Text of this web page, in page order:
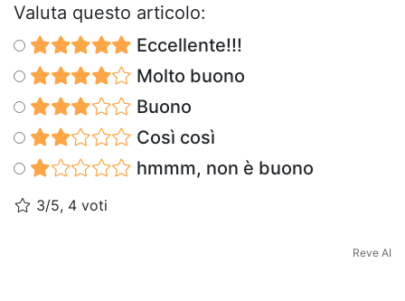
Valuta questo articolo:
Eccellente!!!
Molto buono
Buono
Così così
hmmm, non è buono
3/5, 4 voti
Reve AI